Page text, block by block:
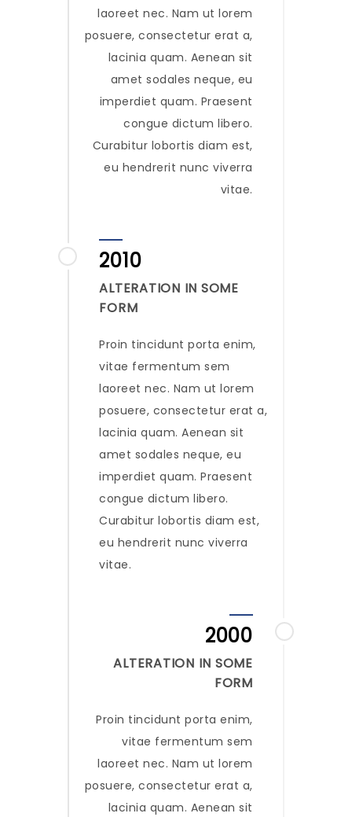
laoreet nec. Nam ut lorem
posuere, consectetur erat a,
lacinia quam. Aenean sit
amet sodales neque, eu
imperdiet quam. Praesent
congue dictum libero.
Curabitur lobortis diam est,
eu hendrerit nunc viverra
vitae.
2010
ALTERATION IN SOME
FORM
Proin tincidunt porta enim,
vitae fermentum sem
laoreet nec. Nam ut lorem
posuere, consectetur erat a,
lacinia quam. Aenean sit
amet sodales neque, eu
imperdiet quam. Praesent
congue dictum libero.
Curabitur lobortis diam est,
eu hendrerit nunc viverra
vitae.
2000
ALTERATION IN SOME
FORM
Proin tincidunt porta enim,
vitae fermentum sem
laoreet nec. Nam ut lorem
posuere, consectetur erat a,
lacinia quam. Aenean sit